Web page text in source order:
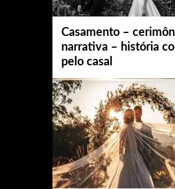
Casamento –
narrativa – história
pelo casal